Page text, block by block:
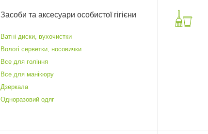
Засоби та аксесуари особистої гігієни
Ватні диски, вухочистки
Вологі серветки, носовички
Все для гоління
Все для манікюру
Дзеркала
Одноразовий одяг